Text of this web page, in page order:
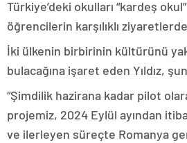
Türkiye’deki okulları “kardeş
öğrencilerin karşılıklı ziyaretlerde
İki ülkenin birbirinin kültürünü
bulacağına işaret eden Yıldız,
“Şimdilik hazirana kadar pilot
projemiz, 2024 Eylül ayından
ve ilerleyen süreçte Romanya